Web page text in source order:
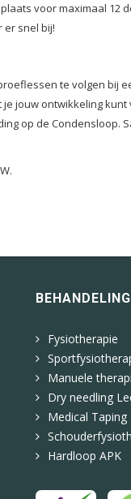
voor maximaal 12
er snel bij!
te volgen bij
jouw ontwikkeling
op de Condensloop.
Fysiotherapie
Manuele
Dry needling
Medical Taping
Hardloop APK